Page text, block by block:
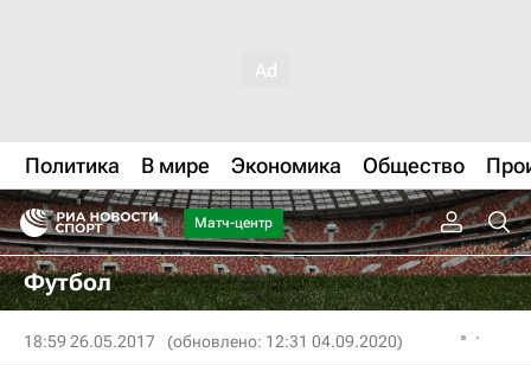
Политика В мире Экономика Общество
Матч-центр
Футбол
18:59 26.05.2017 (обновлено: 12:31 04.09.2020)